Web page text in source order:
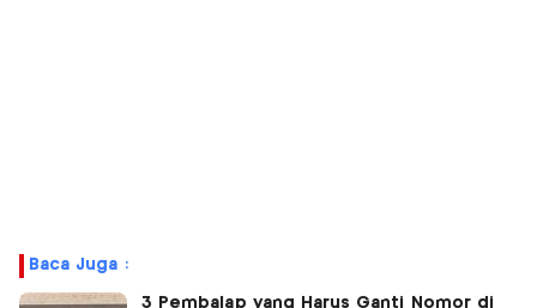
Baca Juga :
3 Pembalap yang Harus Ganti Nomor di